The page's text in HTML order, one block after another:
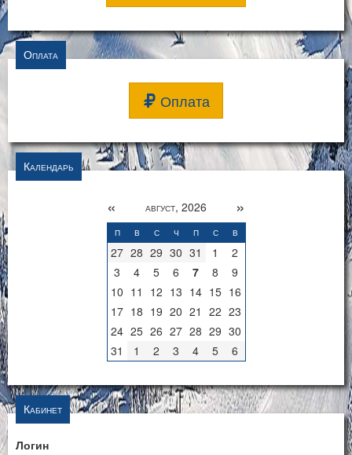
Оплата
Оплата
Календарь
« август, 2026 »
п в с ч п с
в
27 28 29 30 31 1
2
3
4 5 6 7 8
9
10 11 12 13 14 15 16
17 18 19 20 21 22 23
24 25 26 27 28 29 30
31
1 2 3 4 5 6
Кабинет
Логин